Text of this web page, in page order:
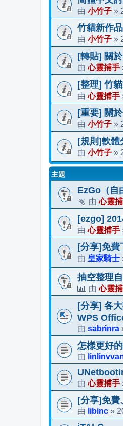
由 小竹子 »
竹貓新作
由 小竹子 »
[轉貼] 關
由心靈捕手
[整理] 竹
由心靈捕手
[重要] 關
由 小竹子 »
[規則]軟體
由 小竹子 »
主題
EzGo（自
由心靈
[ezgo]
由心靈捕手
[分享]免費
由 皇家騎士
抽空整理
由心靈
[分享] 各
WPS
由 sabrinra
怎樣更好
由
由心靈捕手
[分享]免
由 libinc »